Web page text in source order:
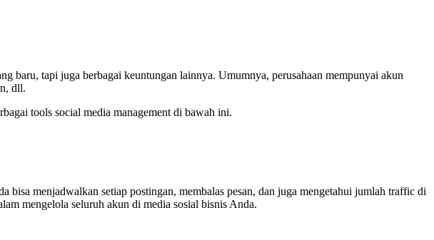
baru, tapi juga berbagai keuntungan lainnya. Umumnya, perusahaan mempunyai akun
dll.
tools social media management di bawah ini.
menjadwalkan setiap postingan, membalas pesan, dan juga mengetahui jumlah traffic di
mengelola seluruh akun di media sosial bisnis Anda.